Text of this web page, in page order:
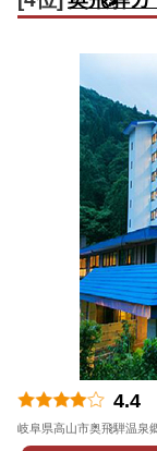
4.4
岐阜県高山市奥飛騨温泉